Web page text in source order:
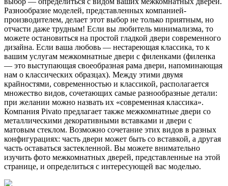
Разнообразие моделей, представленных компанией-
производителем, делает этот выбор не только приятным, но
отчасти даже трудным! Если вы любитель минимализма, то
можете остановиться на простой гладкой двери современного
дизайна. Если ваша любовь — нестареющая классика, то к
вашим услугам межкомнатные двери с филенками (филенка
— это выступающая своеобразная рама двери, напоминающая
нам о классических образцах). Между этими двумя
крайностями, современностью и классикой, располагается
множество видов, сочетающих самые разнообразные детали:
при желании можно назвать их «современная классика».
Компания Pivato предлагает также межкомнатные двери со
металлическими декоративными вставками и двери с
матовым стеклом. Возможно сочетание этих видов в разных
конфигурациях: часть двери может быть со вставкой, а другая
часть оставаться застекленной. Вы можете внимательно
изучить фото межкомнатных дверей, представленные на этой
странице, и определиться с интересующей вас моделью.